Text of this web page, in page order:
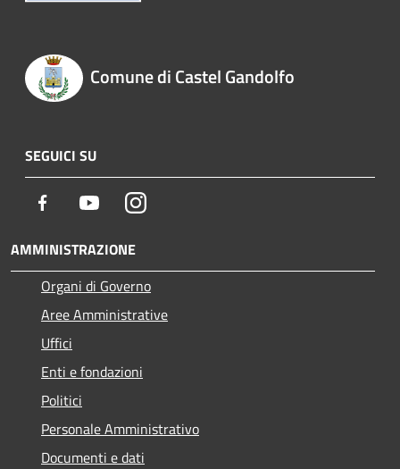
Comune di Castel Gandolfo
SEGUICI SU
Facebook YoutubeInstagram
AMMINISTRAZIONE
Organi di Governo
Aree Amministrative
Uffici
Enti e fondazioni
Politici
Personale Amministrativo
Documenti e dati